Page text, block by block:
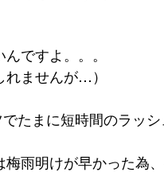
ですよ。。。
れませんが…）
たまに短時間のラッシ
雨明けが早かった為